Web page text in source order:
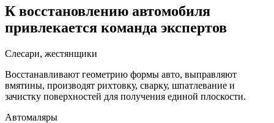
К восстановлению автомобиля
привлекается команда экспертов
Слесари, жестянщики
Восстанавливают геометрию формы авто, выправляют
вмятины, производят рихтовку, сварку, шпатлевание и
зачистку поверхностей для получения единой плоскости.
Автомаляры